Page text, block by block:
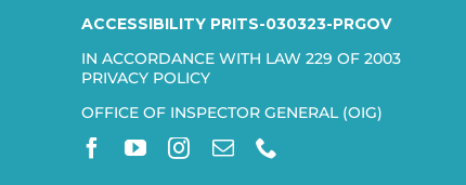
ACCESSIBILITY PRITS-030323-PRGOV
IN ACCORDANCE WITH LAW 229 OF 2003
PRIVACY POLICY
OFFICE OF INSPECTOR GENERAL (OIG)